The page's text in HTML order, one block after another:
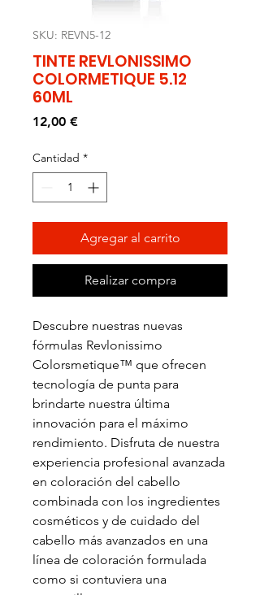
SKU: REVN5-12
TINTE REVLONISSIMO
COLORMETIQUE 5.12
60ML
12,00 €Precio
Cantidad *
Agregar al carrito
Realizar compra
Descubre nuestras nuevas
fórmulas Revlonissimo
Colorsmetique™ que ofrecen
tecnología de punta para
brindarte nuestra última
innovación para el máximo
rendimiento. Disfruta de nuestra
experiencia profesional avanzada
en coloración del cabello
combinada con los ingredientes
cosméticos y de cuidado del
cabello más avanzados en una
línea de coloración formulada
como si contuviera una